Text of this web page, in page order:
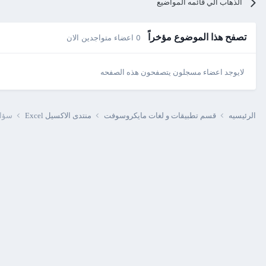
الذهاب الي قائمه المواضيع
تصفح هذا الموضوع مؤخراً 0 اعضاء متواجدين الان
لايوجد اعضاء مسجلون يتصفحون هذه الصفحه
الرئيسيه قسم تطبيقات و لغات مايكروسوفت منتدى الاكسيل Excel